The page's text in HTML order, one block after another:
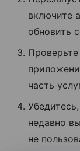
включите
обновить
часть
недавно
не